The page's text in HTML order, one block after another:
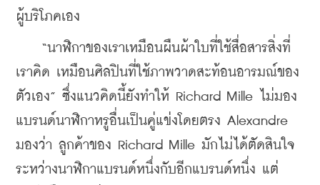
ผู้บริโภคเอง
“นาฬิกาของเราเหมือนผืนผ้าใบที่ใช้สื่อสารสิ่งที่
เราคิด เหมือนศิลปินที่ใช้ภาพวาดสะท้อนอารมณ์ของ
ตัวเอง” ซึ่งแนวคิดนี้ยังทำให้ Richard Mille ไม่มอง
แบรนด์นาฬิกาหรูอื่นเป็นคู่แข่งโดยตรง Alexandre
มองว่า ลูกค้าของ Richard Mille มักไม่ได้ตัดสินใจ
ระหว่างนาฬิกาแบรนด์หนึ่งกับอีกแบรนด์หนึ่ง แต่